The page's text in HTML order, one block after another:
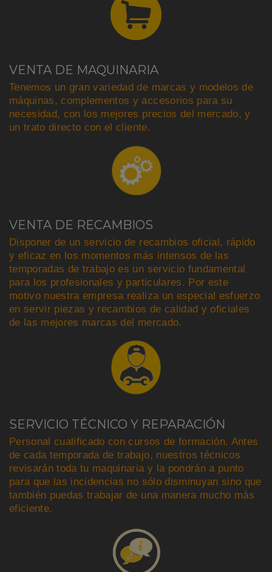
VENTA DE MAQUINARIA
Tenemos un gran variedad de marcas y modelos de
máquinas, complementos y accesorios para su
necesidad, con los mejores precios del mercado, y
un trato directo con el cliente.
VENTA DE RECAMBIOS
Disponer de un servicio de recambios oficial, rápido
y eficaz en los momentos más intensos de las
temporadas de trabajo es un servicio fundamental
para los profesionales y particulares. Por este
motivo nuestra empresa realiza un especial esfuerzo
en servir piezas y recambios de calidad y oficiales
de las mejores marcas del mercado.
SERVICIO TÉCNICO Y REPARACIÓN
Personal cualificado con cursos de formación. Antes
de cada temporada de trabajo, nuestros técnicos
revisarán toda tu maquinaria y la pondrán a punto
para que las incidencias no sólo disminuyan sino que
también puedas trabajar de una manera mucho más
eficiente.